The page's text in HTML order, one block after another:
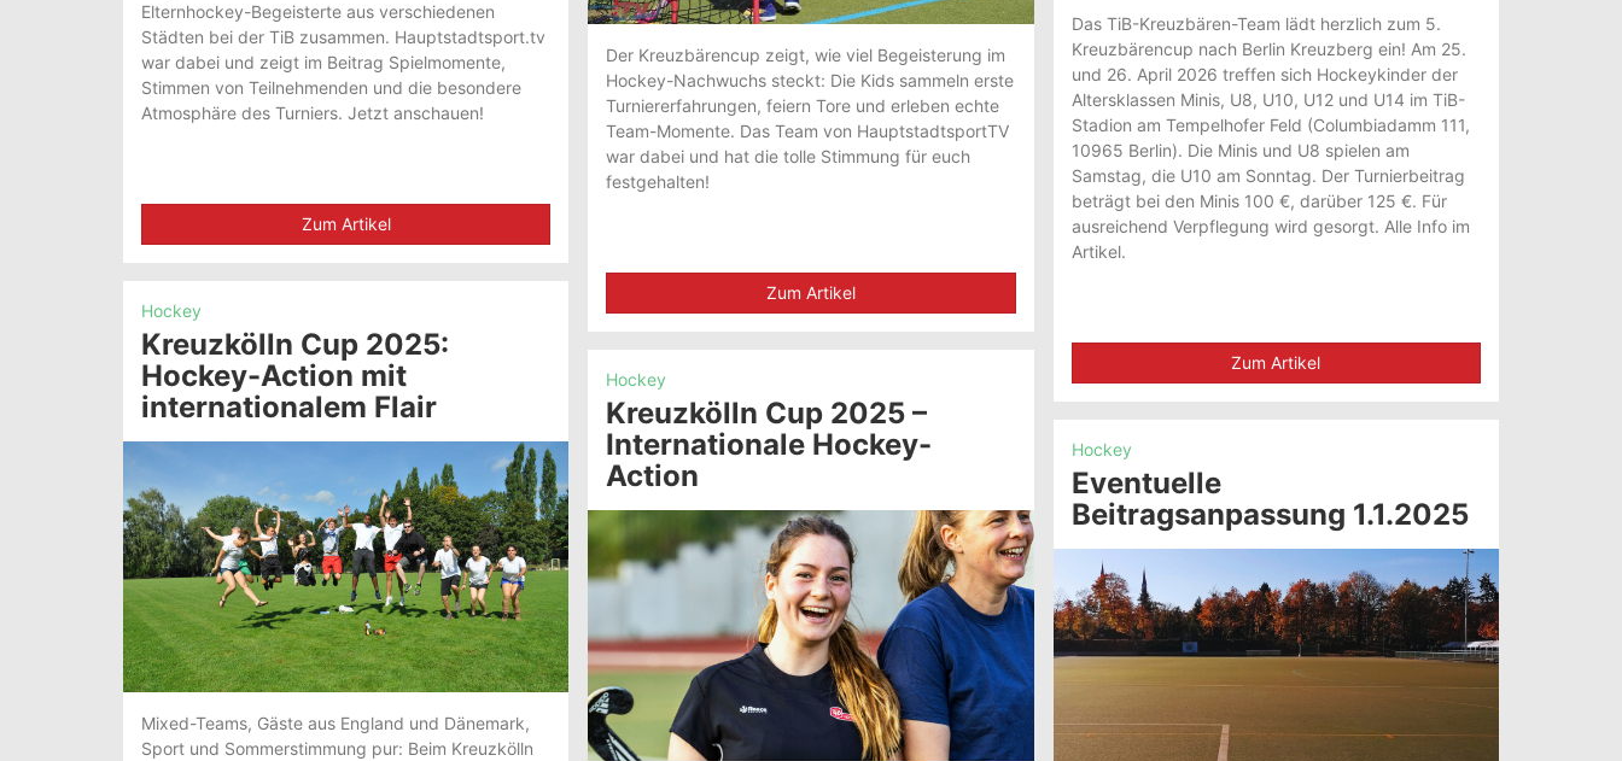
Elternhockey-Begeisterte aus verschiedenen
Städten bei der TiB zusammen. Hauptstadtsport.tv
war dabei und zeigt im Beitrag Spielmomente,
Stimmen von Teilnehmenden und die besondere
Atmosphäre des Turniers. Jetzt anschauen!
Zum Artikel
Der Kreuzbärencup zeigt, wie viel Begeisterung im
Hockey-Nachwuchs steckt: Die Kids sammeln erste
Turniererfahrungen, feiern Tore und erleben echte
Team-Momente. Das Team von HauptstadtsportTV
war dabei und hat die tolle Stimmung für euch
festgehalten!
Zum Artikel
Das TiB-Kreuzbären-Team lädt herzlich zum 5.
Kreuzbärencup nach Berlin Kreuzberg ein! Am 25.
und 26. April 2026 treffen sich Hockeykinder der
Altersklassen Minis, U8, U10, U12 und U14 im TiB-
Stadion am Tempelhofer Feld (Columbiadamm 111,
10965 Berlin). Die Minis und U8 spielen am
Samstag, die U10 am Sonntag. Der Turnierbeitrag
beträgt bei den Minis 100 €, darüber 125 €. Für
ausreichend Verpflegung wird gesorgt. Alle Info im
Artikel.
Zum Artikel
Hockey
Kreuzkölln Cup 2025:
Hockey-Action mit
internationalem Flair
Mixed-Teams, Gäste aus England und Dänemark,
Sport und Sommerstimmung pur: Beim Kreuzkölln
Hockey
Kreuzkölln Cup 2025 –
Internationale Hockey-
Action
Hockey
Eventuelle
Beitragsanpassung 1.1.2025